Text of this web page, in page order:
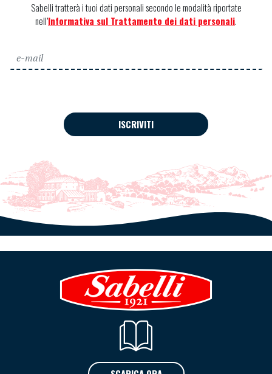
Sabelli tratterà i tuoi dati personali secondo le modalità riportate
nell’Informativa sul Trattamento dei dati personali.
ISCRIVITI